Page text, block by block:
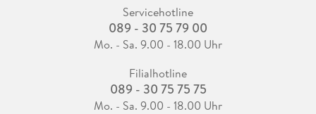
Servicehotline
089 - 30 75 79 00
Mo. - Sa. 9.00 - 18.00 Uhr
Filialhotline
089 - 30 75 75 75
Mo. - Sa. 9.00 - 18.00 Uhr